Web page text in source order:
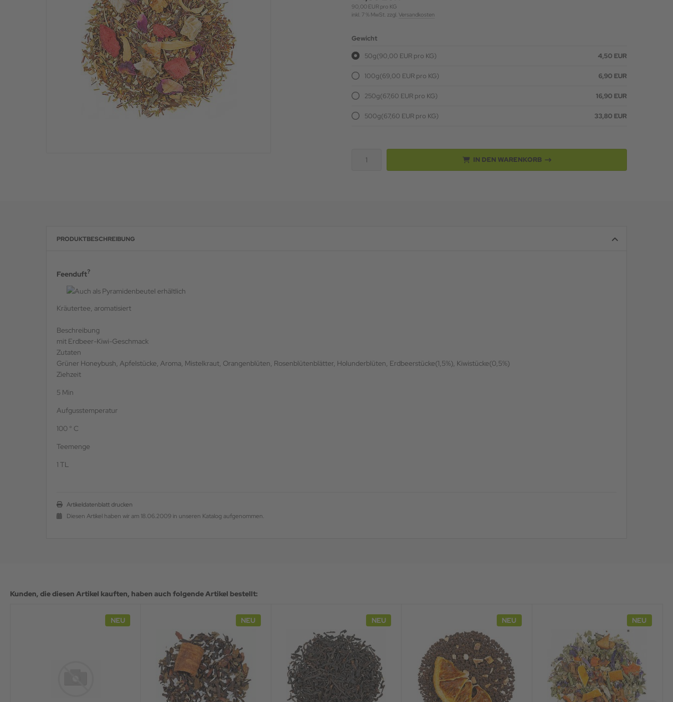
90,00 EUR pro KG
inkl. 7 % MwSt. zzgl. Versandkosten
Gewicht
50g(90,00 EUR pro KG) 4,50 EUR
100g(69,00 EUR pro KG) 6,90 EUR
250g(67,60 EUR pro KG) 16,90 EUR
500g(67,60 EUR pro KG) 33,80 EUR
IN DEN WARENKORB
PRODUKTBESCHREIBUNG
Feenduft?
Kräutertee, aromatisiert
Beschreibung
mit Erdbeer-Kiwi-Geschmack
Zutaten
Grüner Honeybush, Apfelstücke, Aroma, Mistelkraut, Orangenblüten, Rosenblütenblätter, Holunderblüten, Erdbeerstücke(1,5%), Kiwistücke(0,5%)
Ziehzeit
5 Min
Aufgusstemperatur
100 ° C
Teemenge
1 TL
Artikeldatenblatt drucken
Diesen Artikel haben wir am 18.06.2009 in unseren Katalog aufgenommen.
Kunden, die diesen Artikel kauften, haben auch folgende Artikel bestellt:
NEU NEU NEU NEU NEU